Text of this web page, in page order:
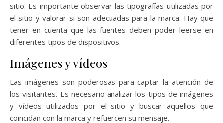
sitio. Es importante observar las tipografías utilizadas por
el sitio y valorar si son adecuadas para la marca. Hay que
tener en cuenta que las fuentes deben poder leerse en
diferentes tipos de dispositivos.
Imágenes y vídeos
Las imágenes son poderosas para captar la atención de
los visitantes. Es necesario analizar los tipos de imágenes
y vídeos utilizados por el sitio y buscar aquellos que
coincidan con la marca y refuercen su mensaje.